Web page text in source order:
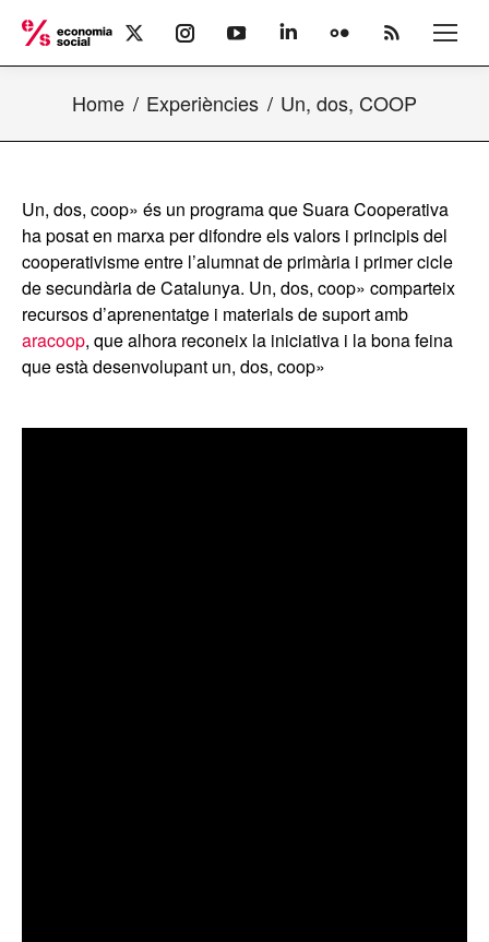
X
page
in
window
Instagram
page
in
window
YouTube
page
in
window
Linkedin
page
in
window
Flickr
page
in
window
Rss
page
in
window
Home Experiències Un, dos, COOP
Un, dos, coop» és un programa que Suara Cooperativa
ha posat en marxa per difondre els valors i principis del
cooperativisme entre l’alumnat de primària i primer cicle
de secundària de Catalunya. Un, dos, coop» comparteix
recursos d’aprenentatge i materials de suport amb
aracoop, que alhora reconeix la iniciativa i la bona feina
que està desenvolupant un, dos, coop»